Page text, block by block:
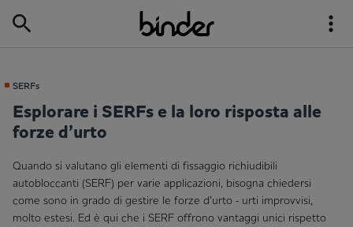
SERFs
Esplorare i SERFs e la loro risposta alle
forze d’urto
Quando si valutano gli elementi di fissaggio richiudibili
autobloccanti (SERF) per varie applicazioni, bisogna chiedersi
come sono in grado di gestire le forze d’urto - urti improvvisi,
molto estesi. Ed è qui che i SERF offrono vantaggi unici rispetto